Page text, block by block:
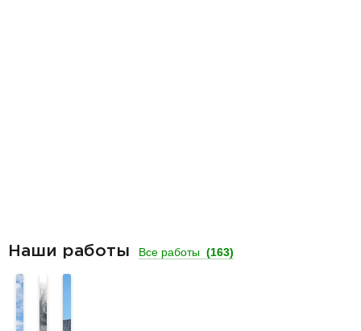
Наши работы Все работы (163)